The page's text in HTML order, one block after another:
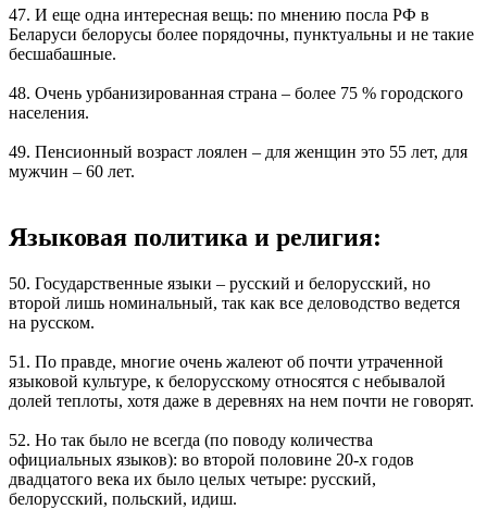
47. И еще одна интересная вещь: по мнению посла РФ в
Беларуси белорусы более порядочны, пунктуальны и не такие
бесшабашные.
48. Очень урбанизированная страна – более 75 % городского
населения.
49. Пенсионный возраст лоялен – для женщин это 55 лет, для
мужчин – 60 лет.
Языковая политика и религия:
50. Государственные языки – русский и белорусский, но
второй лишь номинальный, так как все деловодство ведется
на русском.
51. По правде, многие очень жалеют об почти утраченной
языковой культуре, к белорусскому относятся с небывалой
долей теплоты, хотя даже в деревнях на нем почти не говорят.
52. Но так было не всегда (по поводу количества
официальных языков): во второй половине 20-х годов
двадцатого века их было целых четыре: русский,
белорусский, польский, идиш.